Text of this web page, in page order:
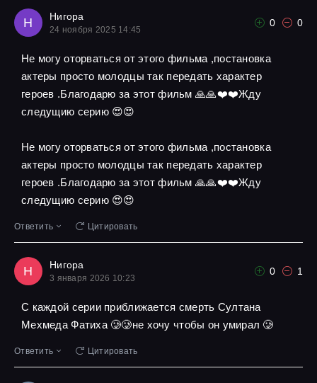
Н Нигора
24 ноября 2025 14:45
0 0
Не могу оторваться от этого фильма ,постановка
актеры просто молодцы так передать характер
героев .Благодарю за этот фильм 🙏🙏❤️❤️Жду
следущию серию 😍😍
Не могу оторваться от этого фильма ,постановка
актеры просто молодцы так передать характер
героев .Благодарю за этот фильм 🙏🙏❤️❤️Жду
следущию серию 😍😍
Ответить Цитировать
Н Нигора
3 января 2026 10:23
0 1
С каждой серии приближается смерть Султана
Мехмеда Фатиха 🥲🥲не хочу чтобы он умирал 🥲
Ответить Цитировать